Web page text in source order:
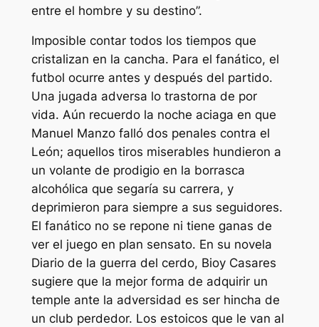
entre el hombre y su destino”.
Imposible contar todos los tiempos que
cristalizan en la cancha. Para el fanático, el
futbol ocurre antes y después del partido.
Una jugada adversa lo trastorna de por
vida. Aún recuerdo la noche aciaga en que
Manuel Manzo falló dos penales contra el
León; aquellos tiros miserables hundieron a
un volante de prodigio en la borrasca
alcohólica que segaría su carrera, y
deprimieron para siempre a sus seguidores.
El fanático no se repone ni tiene ganas de
ver el juego en plan sensato. En su novela
Diario de la guerra del cerdo, Bioy Casares
sugiere que la mejor forma de adquirir un
temple ante la adversidad es ser hincha de
un club perdedor. Los estoicos que le van al